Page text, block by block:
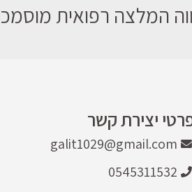
יצירת קשר
galit1029@gmail.com
0545311532
המלצה רפואית